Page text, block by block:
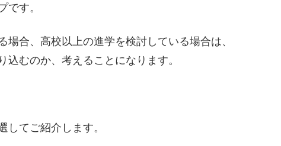
です。
合、高校以上の進学を検討している場合は、
むのか、考えることになります。
してご紹介します。